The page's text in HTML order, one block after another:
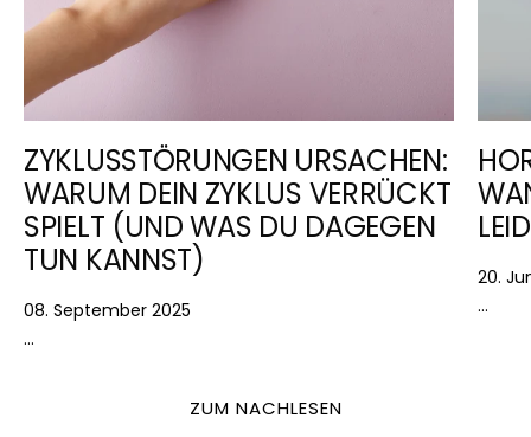
ZYKLUSSTÖRUNGEN URSACHEN:
WARUM DEIN ZYKLUS VERRÜCKT
SPIELT (UND WAS DU DAGEGEN
TUN KANNST)
08. September 2025
...
20.
...
ZUM NACHLESEN